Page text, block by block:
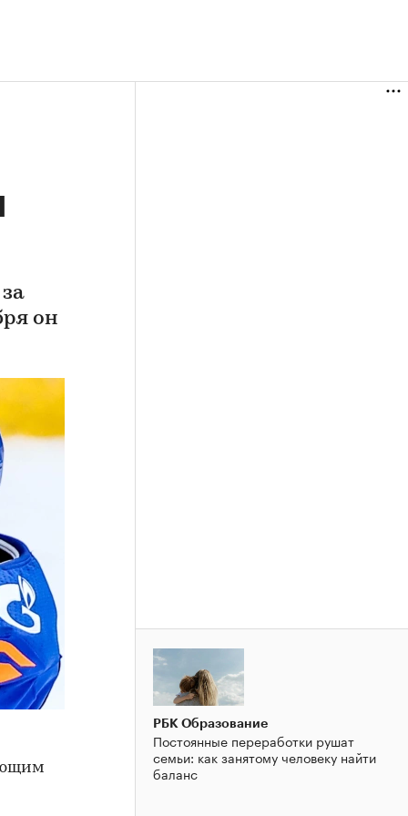
он
РБК Образование
Постоянные переработки рушат
семьи: как занятому человеку найти
баланс